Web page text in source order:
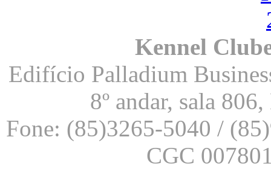
Kennel
Edifício Palladium
8º andar, sala
Fone: (85)3265-5040 /
CGC